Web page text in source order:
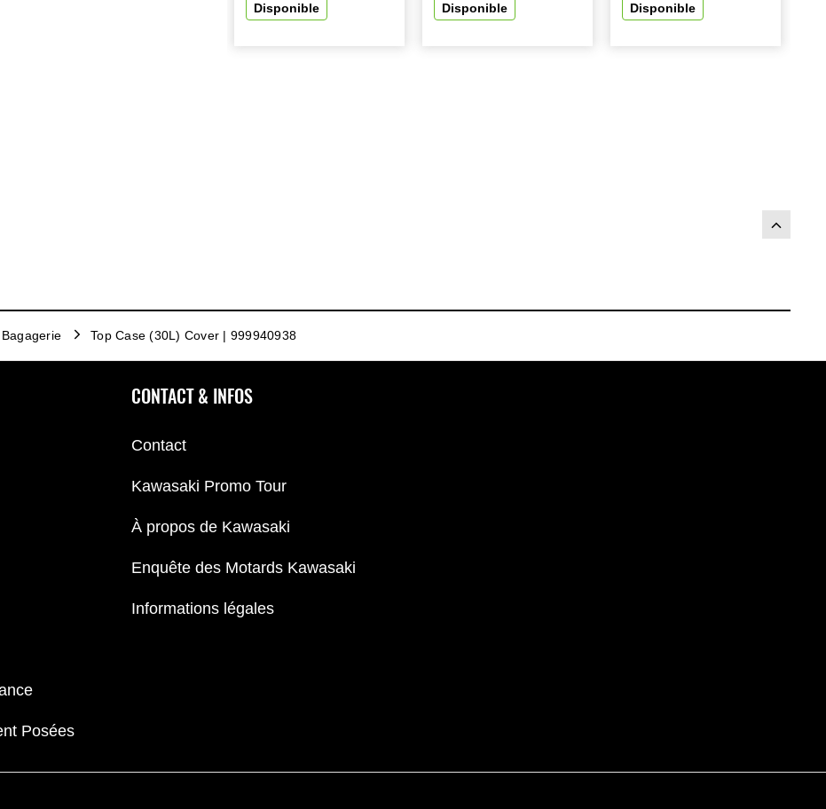
Disponible Disponible Disponible
Bagagerie Top Case (30L) Cover | 999940938
Posées
CONTACT & INFOS
Contact
Kawasaki Promo Tour
À propos de Kawasaki
Enquête des Motards Kawasaki
Informations légales